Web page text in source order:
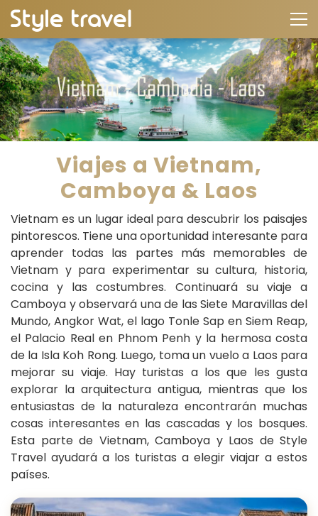
Viajes a Vietnam,
Camboya & Laos
Vietnam es un lugar ideal para descubrir los paisajes
pintorescos. Tiene una oportunidad interesante para
aprender todas las partes más memorables de
Vietnam y para experimentar su cultura, historia,
cocina y las costumbres. Continuará su viaje a
Camboya y observará una de las Siete Maravillas del
Mundo, Angkor Wat, el lago Tonle Sap en Siem Reap,
el Palacio Real en Phnom Penh y la hermosa costa
de la Isla Koh Rong. Luego, toma un vuelo a Laos para
mejorar su viaje. Hay turistas a los que les gusta
explorar la arquitectura antigua, mientras que los
entusiastas de la naturaleza encontrarán muchas
cosas interesantes en las cascadas y los bosques.
Esta parte de Vietnam, Camboya y Laos de Style
Travel ayudará a los turistas a elegir viajar a estos
países.